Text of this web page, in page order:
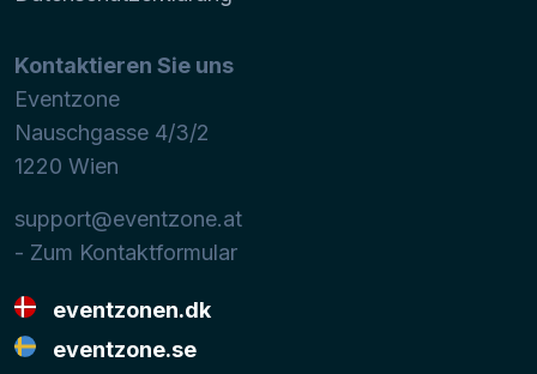
Kontaktieren Sie uns
Eventzone
Nauschgasse 4/3/2
1220 Wien
support@eventzone.at
- Zum Kontaktformular
eventzonen.dk
eventzone.se